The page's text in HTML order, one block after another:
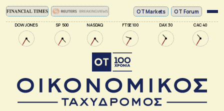
DOW JONES SP 500 NASDAQ FTSE 100 DAX 30 CAC 40
ΟΤ Markets OT Forum